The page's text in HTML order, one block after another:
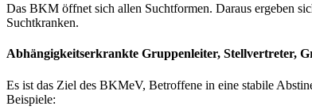
Das BKM öffnet sich allen Suchtformen. Daraus ergeben
Suchtkranken.
Abhängigkeitserkrankte Gruppenleiter, Stellvertreter,
Es ist das Ziel des BKMeV, Betroffene in eine stabile
Beispiele: